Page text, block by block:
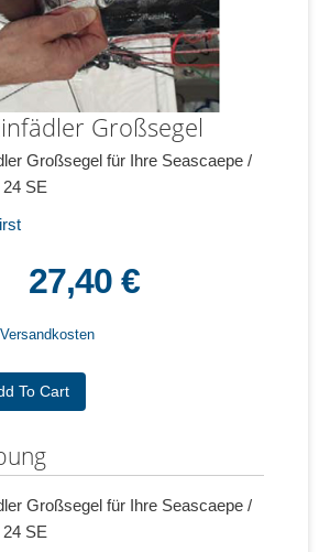
Großsegel
Großsegel für Ihre Seascaepe /
SE
27,40 €
Versandkosten
Großsegel für Ihre Seascaepe /
SE